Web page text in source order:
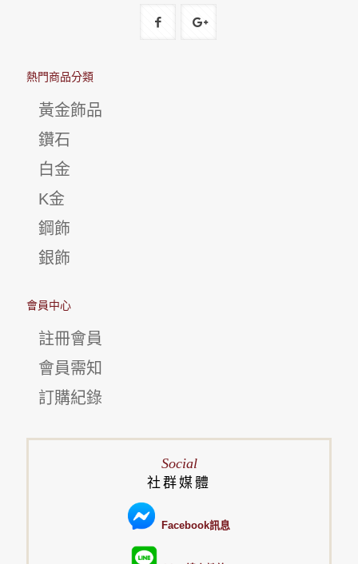
熱門商品分類
黃金飾品
鑽石
白金
K金
鋼飾
銀飾
會員中心
註冊會員
會員需知
訂購紀錄
Social
社群媒體
Facebook訊息